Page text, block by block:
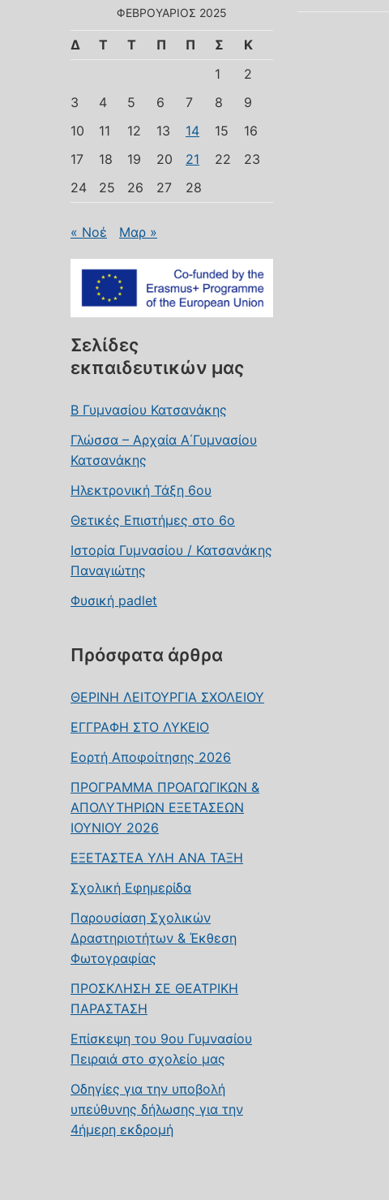
ΦΕΒΡΟΥΆΡΙΟΣ 2025
Δ Τ Τ Π Π Σ
Κ
1
2
3
4 5 6 7 8
9
10
11 12 13 14 15
16
17
18 19 20 21 22
23
24
25 26 27 28
« Νοέ Μαρ »
Σελίδες
εκπαιδευτικών μας
Β Γυμνασίου Κατσανάκης
Γλώσσα – Αρχαία Α΄Γυμνασίου
Κατσανάκης
Ηλεκτρονική Τάξη 6ου
Θετικές Επιστήμες στο 6ο
Ιστορία Γυμνασίου / Κατσανάκης
Παναγιώτης
Φυσική padlet
Πρόσφατα άρθρα
ΘΕΡΙΝΗ ΛΕΙΤΟΥΡΓΙΑ ΣΧΟΛΕΙΟΥ
ΕΓΓΡΑΦΗ ΣΤΟ ΛΥΚΕΙΟ
Εορτή Αποφοίτησης 2026
ΠΡΟΓΡΑΜΜΑ ΠΡΟΑΓΩΓΙΚΩΝ &
ΑΠΟΛΥΤΗΡΙΩΝ ΕΞΕΤΑΣΕΩΝ
ΙΟΥΝΙΟΥ 2026
ΕΞΕΤΑΣΤΕΑ ΥΛΗ ΑΝΑ ΤΑΞΗ
Σχολική Εφημερίδα
Παρουσίαση Σχολικών
Δραστηριοτήτων & Έκθεση
Φωτογραφίας
ΠΡΟΣΚΛΗΣΗ ΣΕ ΘΕΑΤΡΙΚΗ
ΠΑΡΑΣΤΑΣΗ
Επίσκεψη του 9ου Γυμνασίου
Πειραιά στο σχολείο μας
Οδηγίες για την υποβολή
υπεύθυνης δήλωσης για την
4ήμερη εκδρομή